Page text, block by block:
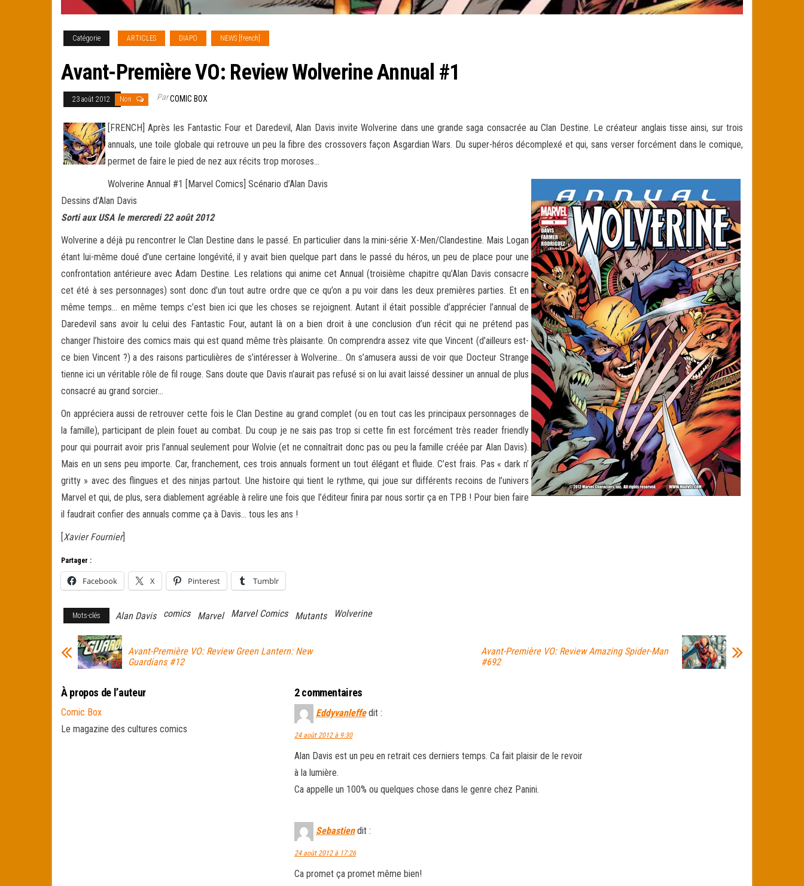
Catégorie ARTICLES DIAPO NEWS [french]
Avant-Première VO: Review Wolverine Annual #1
23 août 2012 Non ParCOMIC BOX
[FRENCH] Après les Fantastic Four et Daredevil, Alan Davis invite Wolverine dans une grande saga consacrée au Clan Destine. Le créateur anglais tisse ainsi, sur trois
annuals, une toile globale qui retrouve un peu la fibre des crossovers façon Asgardian Wars. Du super-héros décomplexé et qui, sans verser forcément dans le comique,
permet de faire le pied de nez aux récits trop moroses…
Wolverine Annual #1 [Marvel Comics] Scénario d’Alan Davis
Dessins d’Alan Davis
Sorti aux USA le mercredi 22 août 2012
Wolverine a déjà pu rencontrer le Clan Destine dans le passé. En particulier dans la mini-série X-Men/Clandestine. Mais Logan
étant lui-même doué d’une certaine longévité, il y avait bien quelque part dans le passé du héros, un peu de place pour une
confrontation antérieure avec Adam Destine. Les relations qui anime cet Annual (troisième chapitre qu’Alan Davis consacre
cet été à ses personnages) sont donc d’un tout autre ordre que ce qu’on a pu voir dans les deux premières parties. Et en
même temps… en même temps c’est bien ici que les choses se rejoignent. Autant il était possible d’apprécier l’annual de
Daredevil sans avoir lu celui des Fantastic Four, autant là on a bien droit à une conclusion d’un récit qui ne prétend pas
changer l’histoire des comics mais qui est quand même très plaisante. On comprendra assez vite que Vincent (d’ailleurs est-
ce bien Vincent ?) a des raisons particulières de s’intéresser à Wolverine… On s’amusera aussi de voir que Docteur Strange
tienne ici un véritable rôle de fil rouge. Sans doute que Davis n’aurait pas refusé si on lui avait laissé dessiner un annual de plus
consacré au grand sorcier…
On appréciera aussi de retrouver cette fois le Clan Destine au grand complet (ou en tout cas les principaux personnages de
la famille), participant de plein fouet au combat. Du coup je ne sais pas trop si cette fin est forcément très reader friendly
pour qui pourrait avoir pris l’annual seulement pour Wolvie (et ne connaîtrait donc pas ou peu la famille créée par Alan Davis).
Mais en un sens peu importe. Car, franchement, ces trois annuals forment un tout élégant et fluide. C’est frais. Pas « dark n’
gritty » avec des flingues et des ninjas partout. Une histoire qui tient le rythme, qui joue sur différents recoins de l’univers
Marvel et qui, de plus, sera diablement agréable à relire une fois que l’éditeur finira par nous sortir ça en TPB ! Pour bien faire
il faudrait confier des annuals comme ça à Davis… tous les ans !
[Xavier Fournier]
Partager :
Facebook X Pinterest Tumblr
Mots-clés Alan Davis comics Marvel Marvel Comics Mutants Wolverine
Avant-Première VO: Review Green Lantern: New
Guardians #12
Avant-Première VO: Review Amazing Spider-Man
#692
À propos de l’auteur
Comic Box
Le magazine des cultures comics
2 commentaires
Eddyvanleffe dit :
24 août 2012 à 9:30
Alan Davis est un peu en retrait ces derniers temps. Ca fait plaisir de le revoir
à la lumière.
Ca appelle un 100% ou quelques chose dans le genre chez Panini.
Sebastien dit :
24 août 2012 à 17:26
Ca promet ça promet même bien!